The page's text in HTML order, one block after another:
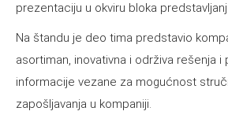
prezentaciju u okviru bloka
Na štandu je deo tima predstavio
asortiman, inovativna i održiva rešenja i
informacije vezane za mogućnost
zapošljavanja u kompaniji.